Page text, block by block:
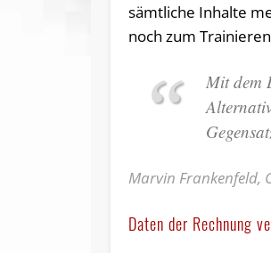
sämtliche Inhalte
noch zum
Mit dem
Marvin Frankenfeld,
Daten der Rechnung